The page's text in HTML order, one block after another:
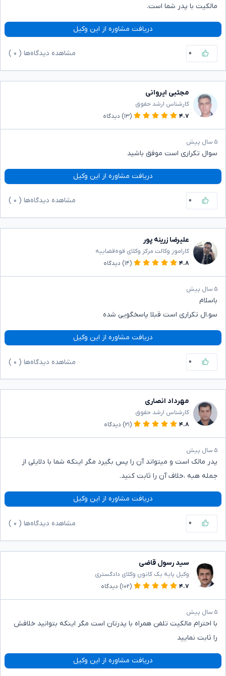
مالکیت با پدر شما است.
دریافت مشاوره از این وکیل
۰ مشاهده دیدگاه‌ها ( ۰
مجتبی ایروانی
کارشناس ارشد حقوق
۴.۷
(۱۳) دیدگاه
۵ سال پیش
سوال تکراری است موفق باشید
دریافت مشاوره از این وکیل
۰ مشاهده دیدگاه‌ها ( ۰
علیرضا زرینه پور
کاراموز وکالت مرکز وکلای قوه‌قضاییه
۴.۸
(۱۴) دیدگاه
۵ سال پیش
باسلام
سو.ال تکراری است قبلا پاسخگویی شده
دریافت مشاوره از این وکیل
۰ مشاهده دیدگاه‌ها ( ۰
مهرداد انصاری
کارشناس ارشد حقوق
۴.۸
(۲۱) دیدگاه
۵ سال پیش
پدر مالک است و میتواند آن را پس بگیرد مگر اینکه شما با دلایلی از
جمله هبه ،خلاف آن را ثابت کنید.
دریافت مشاوره از این وکیل
۰ مشاهده دیدگاه‌ها ( ۰
سید رسول قاضی
وکیل پایه یک کانون وکلای دادگستری
۴.۷
(۱۰۲) دیدگاه
۵ سال پیش
با احترام مالکیت تلفن همراه با پدرتان است مگر اینکه بتوانید خلافش
را ثابت نمایید
دریافت مشاوره از این وکیل